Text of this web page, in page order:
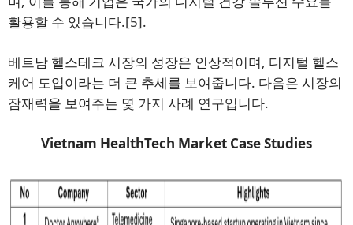
활용할 수 있습니다.[5].
베트남 헬스테크 시장의 성장은 인상적이며, 디지털 헬스
케어 도입이라는 더 큰 추세를 보여줍니다. 다음은 시장의
잠재력을 보여주는 몇 가지 사례 연구입니다.
Vietnam HealthTech Market Case Studies